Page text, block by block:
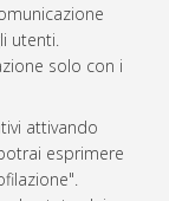
utenti.
solo con i
attivando
esprimere